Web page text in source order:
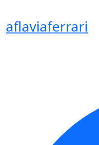
aflaviaferrari